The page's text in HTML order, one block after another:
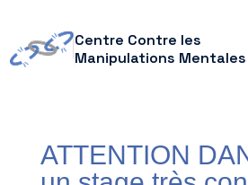
Centre Contre les
Manipulations Mentales
ATTENTION